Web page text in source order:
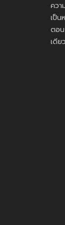
ควา
เป็น
ตอน
เดีย